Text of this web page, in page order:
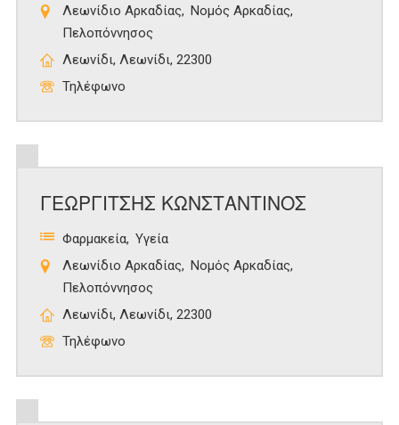
Λεωνίδιο Αρκαδίας
Νομός Αρκαδίας
Πελοπόννησος
Λεωνίδι, Λεωνίδι, 22300
Τηλέφωνο
ΓΕΩΡΓΙΤΣΗΣ ΚΩΝΣΤΑΝΤΙΝΟΣ
Φαρμακεία Υγεία
Λεωνίδιο Αρκαδίας
Νομός Αρκαδίας
Πελοπόννησος
Λεωνίδι, Λεωνίδι, 22300
Τηλέφωνο